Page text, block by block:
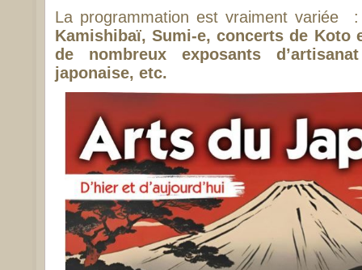
La programmation est vraiment variée
Kamishibaï, Sumi-e, concerts de Koto
de nombreux exposants
japonaise, etc.